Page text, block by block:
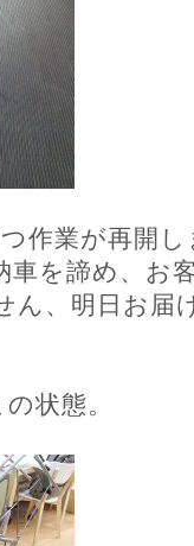
作業が再開
車を諦め、お
ん、明日お届
状態。